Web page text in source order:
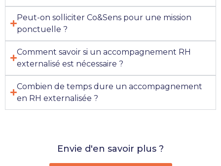
Peut-on solliciter Co&Sens pour une mission
ponctuelle ?
Comment savoir si un accompagnement RH
externalisé est nécessaire ?
Combien de temps dure un accompagnement
en RH externalisée ?
Envie d'en savoir plus ?